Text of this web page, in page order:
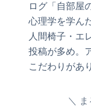
ログ「自部屋
心理学を学ん
人間椅子・エ
投稿が多め。
こだわりがあ